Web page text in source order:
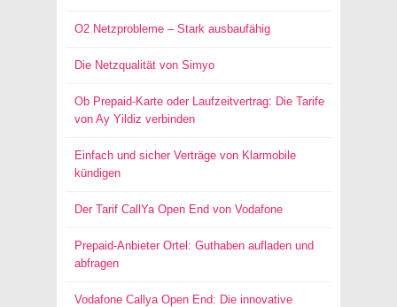
O2 Netzprobleme – Stark ausbaufähig
Die Netzqualität von Simyo
Ob Prepaid-Karte oder Laufzeitvertrag: Die Tarife
von Ay Yildiz verbinden
Einfach und sicher Verträge von Klarmobile
kündigen
Der Tarif CallYa Open End von Vodafone
Prepaid-Anbieter Ortel: Guthaben aufladen und
abfragen
Vodafone Callya Open End: Die innovative